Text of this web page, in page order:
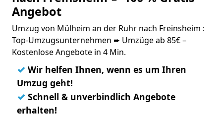
Angebot
Umzug von Mülheim an der Ruhr nach Freinsheim :
Top-Umzugsunternehmen ➨ Umzüge ab 85€ –
Kostenlose Angebote in 4 Min.
✓ Wir helfen Ihnen, wenn es um Ihren
Umzug geht!
✓ Schnell & unverbindlich Angebote
erhalten!